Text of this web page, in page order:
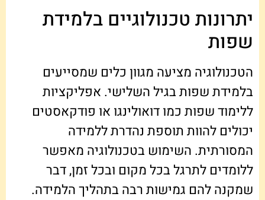
יתרונות טכנולוגיים בלמידת
שפות
הטכנולוגיה מציעה מגוון כלים שמסייעים
בלמידת שפות בגיל השלישי. אפליקציות
ללימוד שפות כמו דואולינגו או פודקאסטים
יכולים להוות תוספת נהדרת ללמידה
המסורתית. השימוש בטכנולוגיה מאפשר
ללומדים לתרגל בכל מקום ובכל זמן, דבר
שמקנה להם גמישות רבה בתהליך הלמידה.